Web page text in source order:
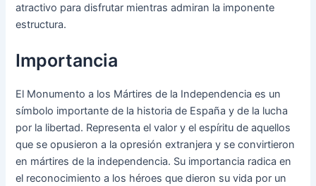
atractivo para disfrutar mientras admiran la imponente
estructura.
Importancia
El Monumento a los Mártires de la Independencia es un
símbolo importante de la historia de España y de la lucha
por la libertad. Representa el valor y el espíritu de aquellos
que se opusieron a la opresión extranjera y se convirtieron
en mártires de la independencia. Su importancia radica en
el reconocimiento a los héroes que dieron su vida por un